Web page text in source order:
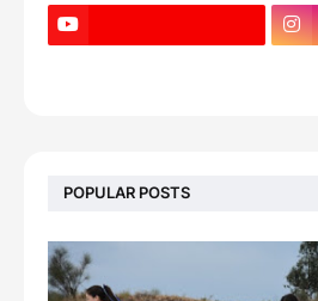
POPULAR POSTS